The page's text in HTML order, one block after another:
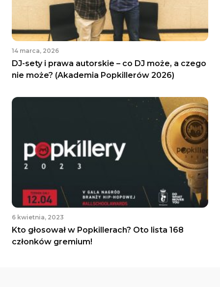
14 marca, 2026
DJ-sety i prawa autorskie – co DJ może, a czego
nie może? (Akademia Popkillerów 2026)
6 kwietnia, 2023
Kto głosował w Popkillerach? Oto lista 168
członków gremium!